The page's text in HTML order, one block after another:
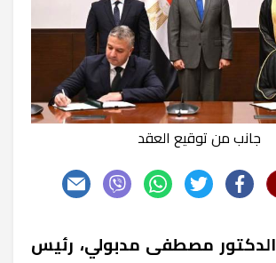
جانب من توقيع العقد
مصطفى مدبولي، رئيس